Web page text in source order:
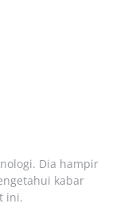
Dia hampir
kabar
ini.